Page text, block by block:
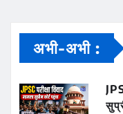
अभी-अभी :